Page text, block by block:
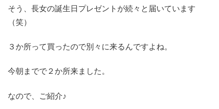
そう、長女の誕生日プレゼントが続々と届いています
（笑）
３か所って買ったので別々に来るんですよね。
今朝までで２か所来ました。
なので、ご紹介♪